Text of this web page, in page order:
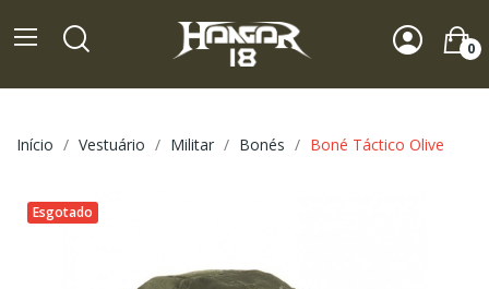
0
Início Vestuário Militar Bonés Boné Táctico Olive
Esgotado